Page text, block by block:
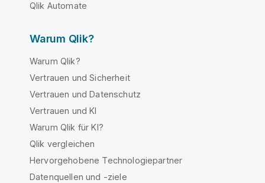
Qlik Automate
Warum Qlik?
Warum Qlik?
Vertrauen und Sicherheit
Vertrauen und Datenschutz
Vertrauen und KI
Warum Qlik für KI?
Qlik vergleichen
Hervorgehobene Technologiepartner
Datenquellen und -ziele